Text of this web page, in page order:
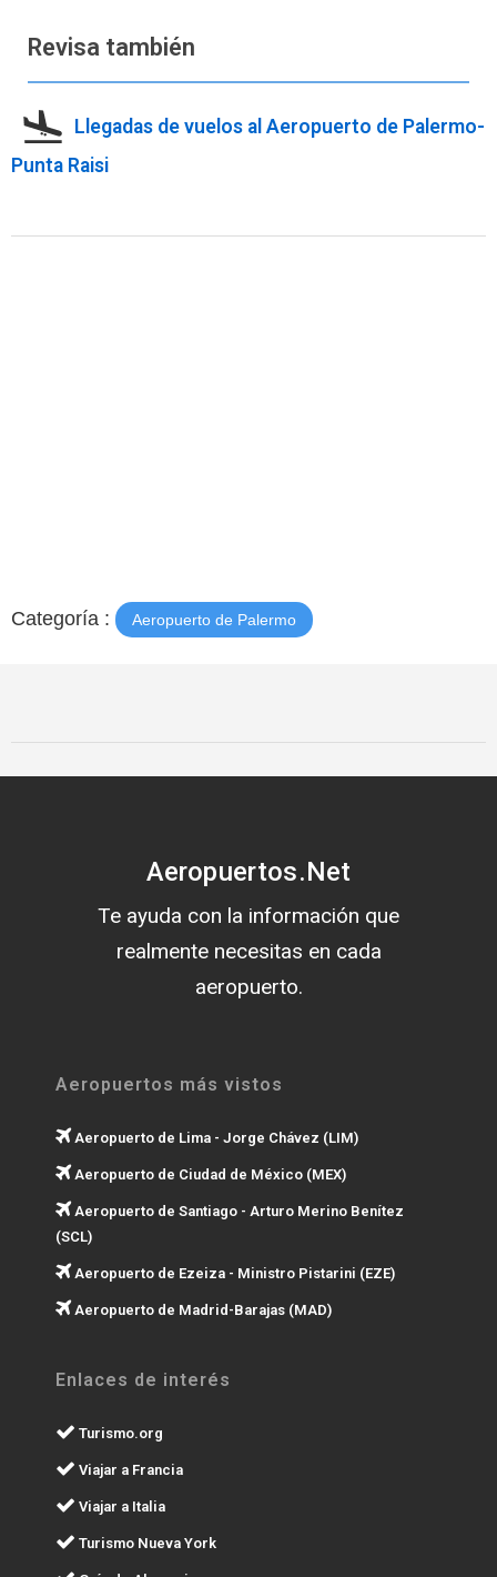
Revisa también
Llegadas de vuelos al Aeropuerto de Palermo-
Punta Raisi
Categoría : Aeropuerto de Palermo
Aeropuertos.Net
Te ayuda con la información que
realmente necesitas en cada
aeropuerto.
Aeropuertos más vistos
Aeropuerto de Lima - Jorge Chávez (LIM)
Aeropuerto de Ciudad de México (MEX)
Aeropuerto de Santiago - Arturo Merino Benítez
(SCL)
Aeropuerto de Ezeiza - Ministro Pistarini (EZE)
Aeropuerto de Madrid-Barajas (MAD)
Enlaces de interés
Turismo.org
Viajar a Francia
Viajar a Italia
Turismo Nueva York